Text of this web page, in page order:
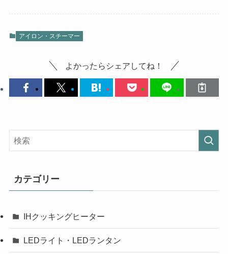
アイロン・スチーマー
よかったらシェアしてね！
カテゴリー
IHクッキングヒーター
LEDライト・LEDランタン